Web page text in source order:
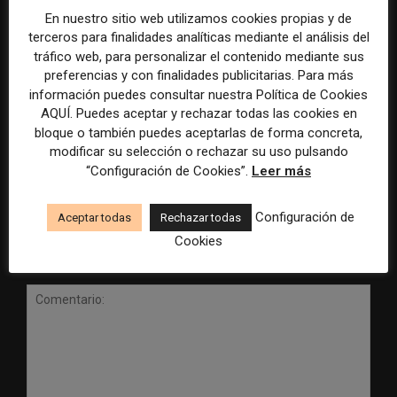
Radio Televisión Madrid
establece un sistema de
control para el uso de la
inteligencia artificial
ADEPA crea un premio
especial para la mejor
cobertura periodística del
Mundial 2026
En nuestro sitio web utilizamos cookies propias y de
terceros para finalidades analíticas mediante el análisis del
tráfico web, para personalizar el contenido mediante sus
preferencias y con finalidades publicitarias. Para más
información puedes consultar nuestra Política de Cookies
AQUÍ. Puedes aceptar y rechazar todas las cookies en
bloque o también puedes aceptarlas de forma concreta,
modificar su selección o rechazar su uso pulsando
“Configuración de Cookies”. Leer más
Aceptar todas Rechazar todas
Configuración de
Cookies